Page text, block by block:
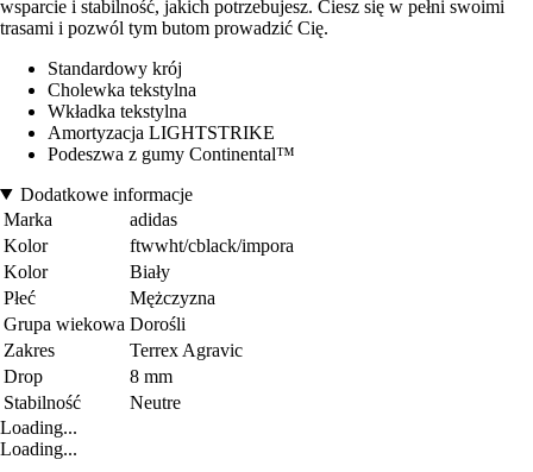
wsparcie i stabilność, jakich potrzebujesz. Ciesz się w pełni swoimi
trasami i pozwól tym butom prowadzić Cię.
Standardowy krój
Cholewka tekstylna
Wkładka tekstylna
Amortyzacja LIGHTSTRIKE
Podeszwa z gumy Continental™
Dodatkowe informacje
Marka
adidas
Kolor
ftwwht/cblack/impora
Kolor
Biały
Płeć
Mężczyzna
Grupa wiekowa Dorośli
Zakres
Terrex Agravic
Drop
8 mm
Stabilność
Neutre
Loading...
Loading...